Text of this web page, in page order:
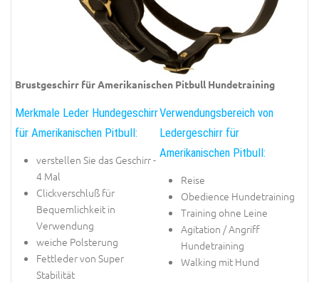
Brustgeschirr für Amerikanischen Pitbull Hundetraining
Merkmale Leder Hundegeschirr
für Amerikanischen Pitbull:
verstellen Sie das Geschirr -
4 Mal
Clickverschluß für
Bequemlichkeit in
Verwendung
weiche Polsterung
Fettleder von Super
Stabilität
Verwendungsbereich von
Ledergeschirr für
Amerikanischen Pitbull:
Reise
Obedience Hundetraining
Training ohne Leine
Agitation / Angriff
Hundetraining
Walking mit Hund